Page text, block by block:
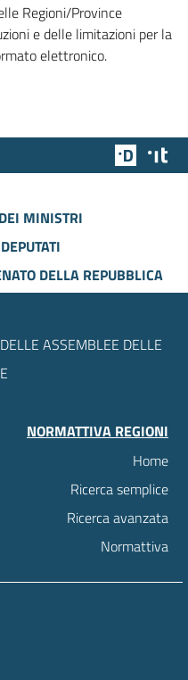
Regioni/Province
e delle limitazioni per la
elettronico.
Team
MINISTRI
DELLA REPUBBLICA
ASSEMBLEE DELLE
NORMATTIVA REGIONI
Home
Ricerca semplice
Ricerca avanzata
Normattiva